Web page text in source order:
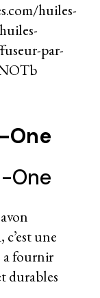
huiles-
par-
One
une
a fournir
durables